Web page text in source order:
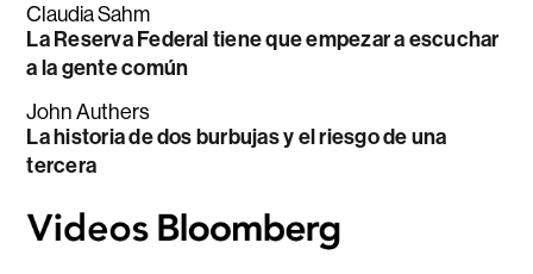
Claudia Sahm
La Reserva Federal tiene que empezar a escuchar
a la gente común
John Authers
La historia de dos burbujas y el riesgo de una
tercera